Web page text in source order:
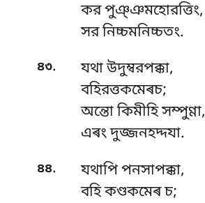
কর পুঞ্ঞমহোরত্তিং,
সর নিচ্চমনিচ্চতং.
৪৩. যথাউদুম্বরপক্কা,
বহিরত্তকমেৰচ;
অন্তো কিমীহি সম্পুণ্ণা,
এৰং দুজ্জনহদ্দযা.
৪৪.
যথাপি পনসাপক্কা,
বহি কণ্ডকমেৰ চ;